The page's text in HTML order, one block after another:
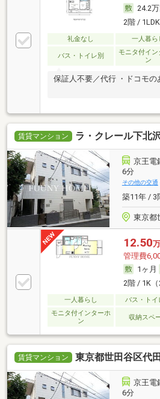
24.2
2階 /
礼金なし 一人暮ら
バス・トイレ別
モニタ付イン
ン
保証人不要／代行 ・ドコモの
賃貸マンション ラ・クレール下北
京王電
6分
その他の交通
築11年 / 3
東京都
12.50
管理費
1ヶ月
2階 / 1K
一人暮らし バス・トイ
モニタ付インターホ
ン
収納スペ
賃貸マンション 東京都世田谷区代
京王電
6分